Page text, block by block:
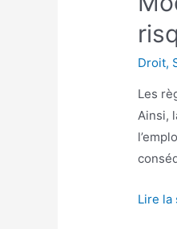
Droit,
Les
Ainsi,
Lire la